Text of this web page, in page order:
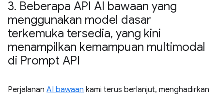
3. Beberapa API AI bawaan yang
menggunakan model dasar
terkemuka tersedia, yang kini
menampilkan kemampuan multimodal
di Prompt API
Perjalanan AI bawaan kami terus berlanjut, menghadirkan